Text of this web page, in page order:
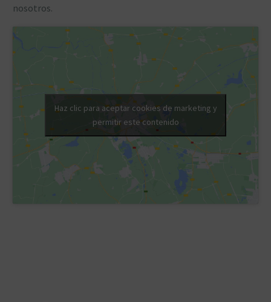
nosotros.
Haz clic para aceptar cookies de marketing y
permitir este contenido